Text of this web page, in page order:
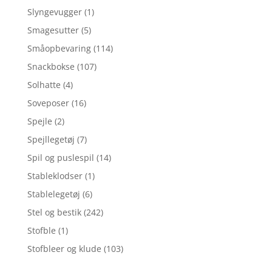
Slyngevugger (1)
Smagesutter (5)
Småopbevaring (114)
Snackbokse (107)
Solhatte (4)
Soveposer (16)
Spejle (2)
Spejllegetøj (7)
Spil og puslespil (14)
Stableklodser (1)
Stablelegetøj (6)
Stel og bestik (242)
Stofble (1)
Stofbleer og klude (103)